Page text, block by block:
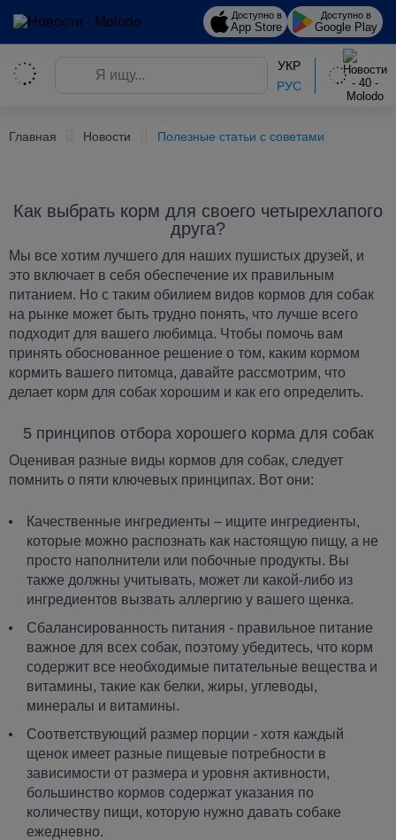
Доступно в
App Store
Доступно в
Google Play
УКР
РУС
Главная Новости Полезные статьи с советами
Как выбрать корм для своего четырехлапого
друга?
Мы все хотим лучшего для наших пушистых друзей, и
это включает в себя обеспечение их правильным
питанием. Но с таким обилием видов кормов для собак
на рынке может быть трудно понять, что лучше всего
подходит для вашего любимца. Чтобы помочь вам
принять обоснованное решение о том, каким кормом
кормить вашего питомца, давайте рассмотрим, что
делает корм для собак хорошим и как его определить.
5 принципов отбора хорошего корма для собак
Оценивая разные виды кормов для собак, следует
помнить о пяти ключевых принципах. Вот они:
Качественные ингредиенты – ищите ингредиенты,
которые можно распознать как настоящую пищу, а не
просто наполнители или побочные продукты. Вы
также должны учитывать, может ли какой-либо из
ингредиентов вызвать аллергию у вашего щенка.
Сбалансированность питания - правильное питание
важное для всех собак, поэтому убедитесь, что корм
содержит все необходимые питательные вещества и
витамины, такие как белки, жиры, углеводы,
минералы и витамины.
Соответствующий размер порции - хотя каждый
щенок имеет разные пищевые потребности в
зависимости от размера и уровня активности,
большинство кормов содержат указания по
количеству пищи, которую нужно давать собаке
ежедневно.